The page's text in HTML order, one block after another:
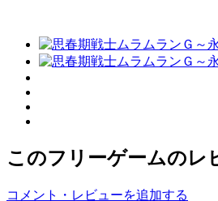
このフリーゲームのレ
コメント・レビューを追加する